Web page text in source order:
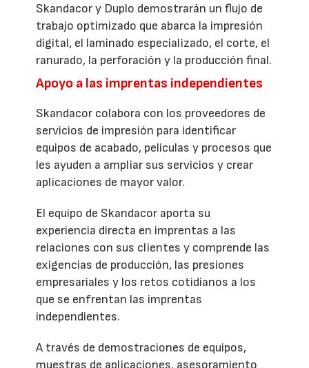
Skandacor y Duplo demostrarán un flujo de
trabajo optimizado que abarca la impresión
digital, el laminado especializado, el corte, el
ranurado, la perforación y la producción final.
Apoyo a las imprentas independientes
Skandacor colabora con los proveedores de
servicios de impresión para identificar
equipos de acabado, películas y procesos que
les ayuden a ampliar sus servicios y crear
aplicaciones de mayor valor.
El equipo de Skandacor aporta su
experiencia directa en imprentas a las
relaciones con sus clientes y comprende las
exigencias de producción, las presiones
empresariales y los retos cotidianos a los
que se enfrentan las imprentas
independientes.
A través de demostraciones de equipos,
muestras de aplicaciones, asesoramiento